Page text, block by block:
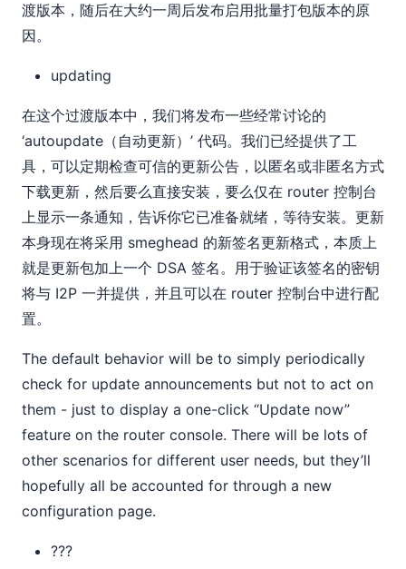
渡版本，随后在大约一周后发布启用批量打包版本的原
因。
updating
在这个过渡版本中，我们将发布一些经常讨论的
‘autoupdate（自动更新）’ 代码。我们已经提供了工
具，可以定期检查可信的更新公告，以匿名或非匿名方式
下载更新，然后要么直接安装，要么仅在 router 控制台
上显示一条通知，告诉你它已准备就绪，等待安装。更新
本身现在将采用 smeghead 的新签名更新格式，本质上
就是更新包加上一个 DSA 签名。用于验证该签名的密钥
将与 I2P 一并提供，并且可以在 router 控制台中进行配
置。
The default behavior will be to simply periodically
check for update announcements but not to act on
them - just to display a one-click “Update now”
feature on the router console. There will be lots of
other scenarios for different user needs, but they’ll
hopefully all be accounted for through a new
configuration page.
???